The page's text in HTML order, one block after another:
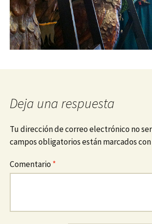
Deja una respuesta
Tu dirección de correo electrónico no
campos obligatorios están marcados con
Comentario*